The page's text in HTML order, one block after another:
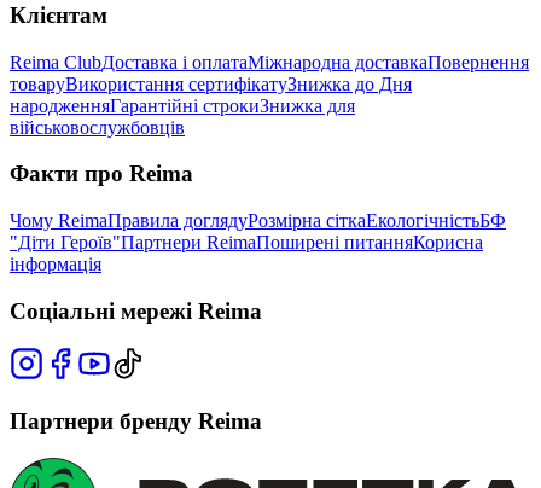
Клієнтам
Reima ClubДоставка і оплатаМіжнародна доставкаПовернення
товаруВикористання сертифікатуЗнижка до Дня
народженняГарантійні строкиЗнижка для
військовослужбовців
Факти про Reima
Чому ReimaПравила доглядуРозмірна сіткаЕкологічністьБФ
"Діти Героїв"Партнери ReimaПоширені питанняКорисна
інформація
Соціальні мережі Reima
Партнери бренду Reima